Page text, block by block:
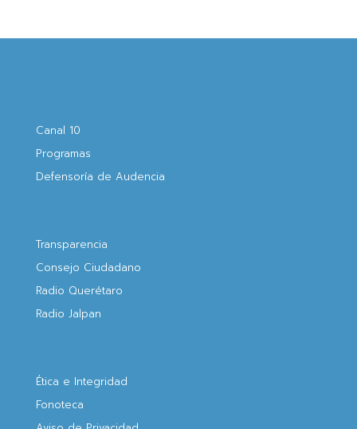
Canal 10
Programas
Defensoría de Audencia
Transparencia
Consejo Ciudadano
Radio Querétaro
Radio Jalpan
Ética e Integridad
Fonoteca